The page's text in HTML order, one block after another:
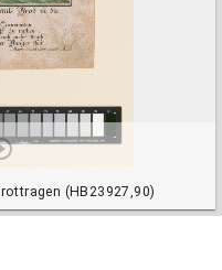
(HB23927,90)